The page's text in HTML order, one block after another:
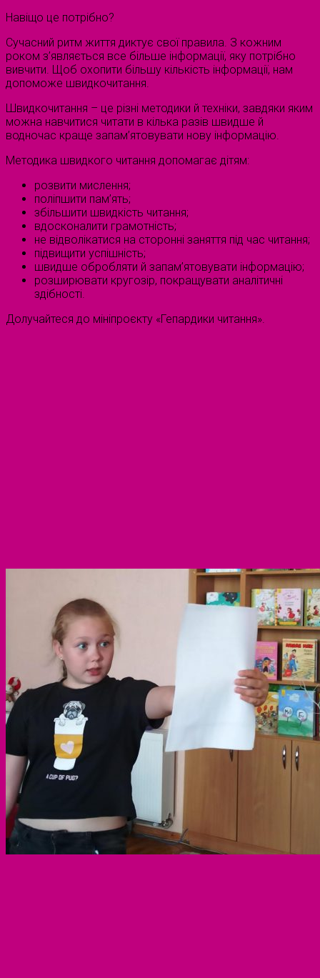
Навіщо це потрібно?
Сучасний ритм життя диктує свої правила. З кожним
роком з’являється все більше інформації, яку потрібно
вивчити. Щоб охопити більшу кількість інформації, нам
допоможе швидкочитання.
Швидкочитання – це різні методики й техніки, завдяки яким
можна навчитися читати в кілька разів швидше й
водночас краще запам’ятовувати нову інформацію.
Методика швидкого читання допомагає дітям:
розвити мислення;
поліпшити пам’ять;
збільшити швидкість читання;
вдосконалити грамотність;
не відволікатися на сторонні заняття під час читання;
підвищити успішність;
швидше обробляти й запам’ятовувати інформацію;
розширювати кругозір, покращувати аналітичні
здібності.
Долучайтеся до мініпроєкту «Гепардики читання».